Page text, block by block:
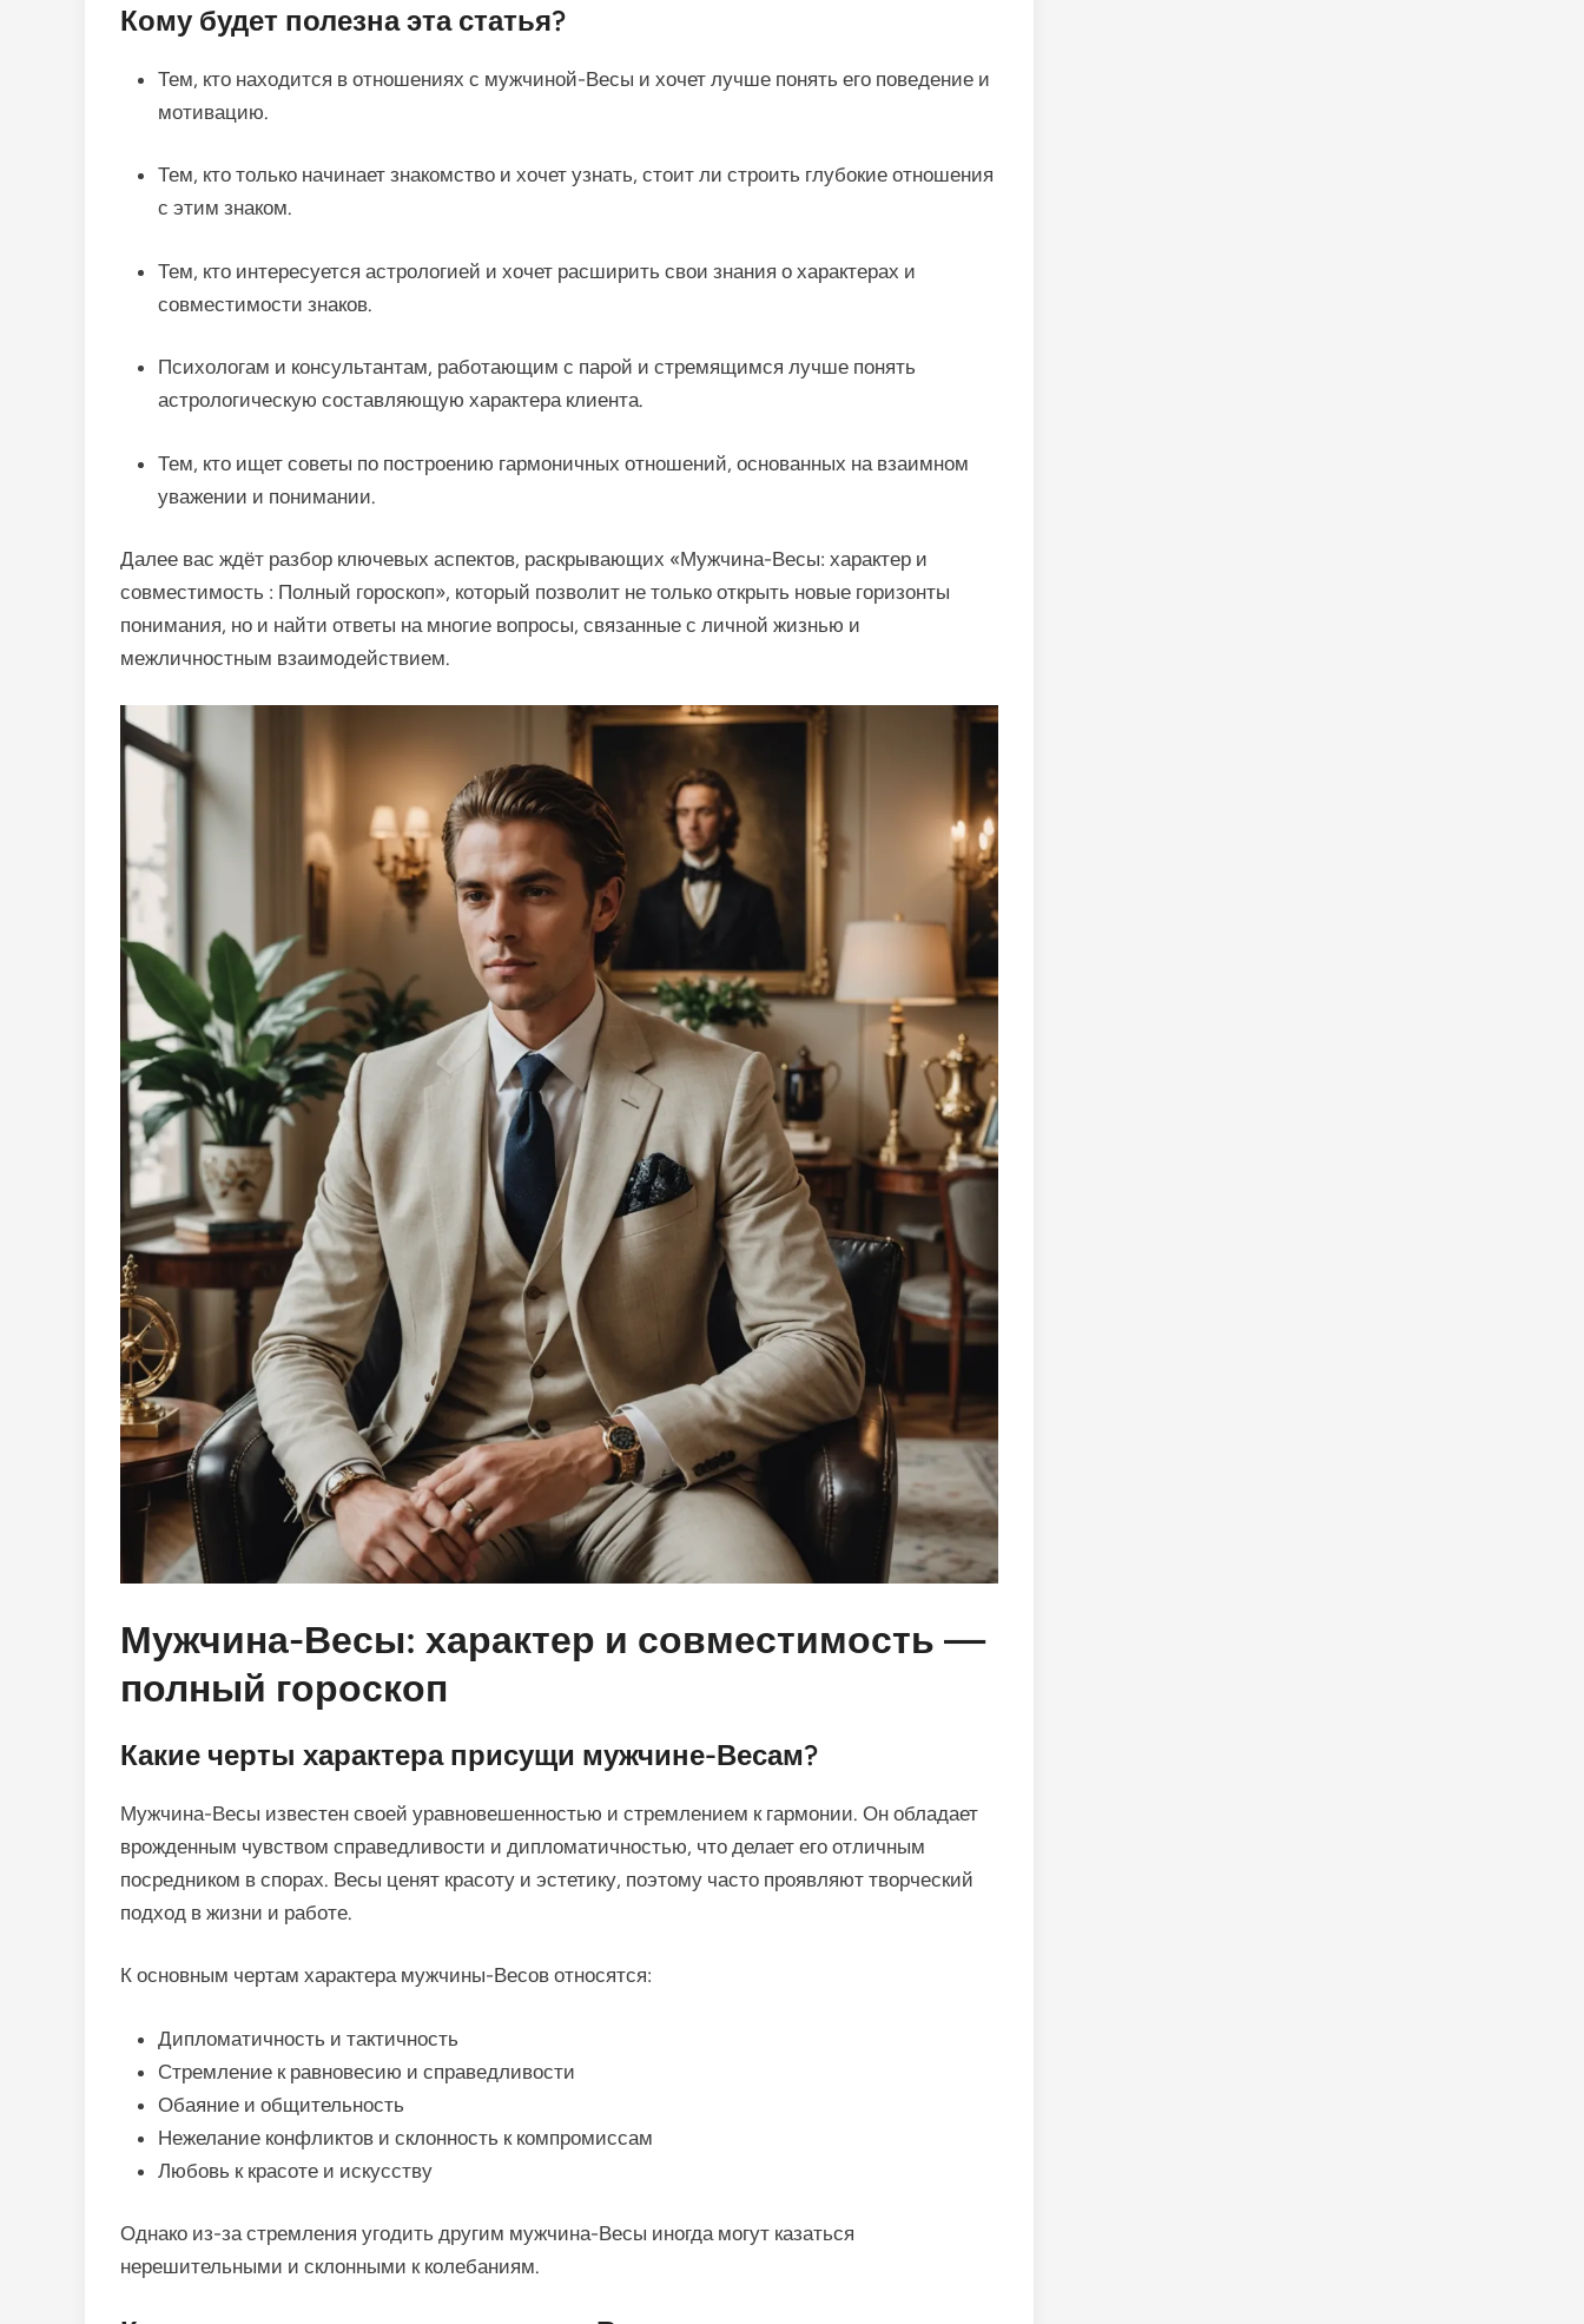
Кому будет полезна эта статья?
Тем, кто находится в отношениях с мужчиной-Весы и хочет лучше понять его поведение и
мотивацию.
Тем, кто только начинает знакомство и хочет узнать, стоит ли строить глубокие отношения
с этим знаком.
Тем, кто интересуется астрологией и хочет расширить свои знания о характерах и
совместимости знаков.
Психологам и консультантам, работающим с парой и стремящимся лучше понять
астрологическую составляющую характера клиента.
Тем, кто ищет советы по построению гармоничных отношений, основанных на взаимном
уважении и понимании.
Далее вас ждёт разбор ключевых аспектов, раскрывающих «Мужчина-Весы: характер и
совместимость : Полный гороскоп», который позволит не только открыть новые горизонты
понимания, но и найти ответы на многие вопросы, связанные с личной жизнью и
межличностным взаимодействием.
Мужчина-Весы: характер и совместимость —
полный гороскоп
Какие черты характера присущи мужчине-Весам?
Мужчина-Весы известен своей уравновешенностью и стремлением к гармонии. Он обладает
врожденным чувством справедливости и дипломатичностью, что делает его отличным
посредником в спорах. Весы ценят красоту и эстетику, поэтому часто проявляют творческий
подход в жизни и работе.
К основным чертам характера мужчины-Весов относятся:
Дипломатичность и тактичность
Стремление к равновесию и справедливости
Обаяние и общительность
Нежелание конфликтов и склонность к компромиссам
Любовь к красоте и искусству
Однако из-за стремления угодить другим мужчина-Весы иногда могут казаться
нерешительными и склонными к колебаниям.